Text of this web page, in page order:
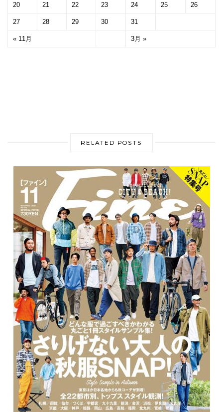
« 11月 3月 »
20 21 22 23 24 25 26
27 28 29 30 31
RELATED POSTS